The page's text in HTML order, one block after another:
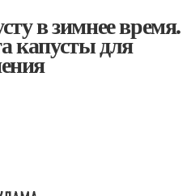
в зимнее время.
капусты для